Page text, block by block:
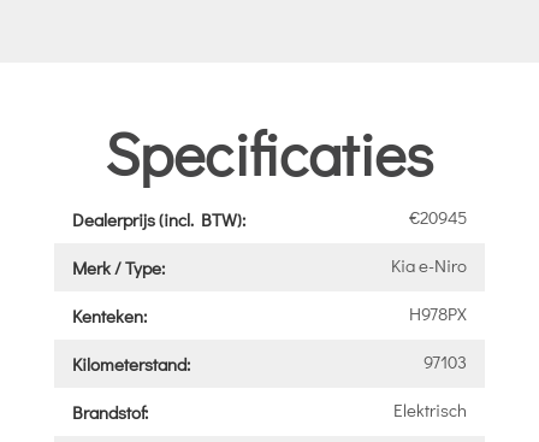
Specificaties
Dealerprijs (incl. BTW): €20945
Merk / Type: Kia e-Niro
Kenteken: H978PX
Kilometerstand: 97103
Brandstof: Elektrisch